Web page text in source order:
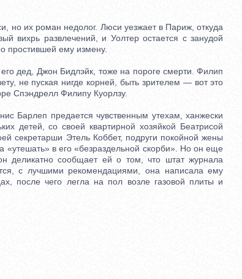
но их роман недолог. Люси уезжает в Париж, откуда
вихрь развлечений, и Уолтер остается с занудой
простившей ему измену.
дед, Джон Бидлэйк, тоже на пороге смерти. Филип
не пуская нигде корней, быть зрителем — вот это
Спэндрелл Филипу Куорлзу.
Барлеп предается чувственным утехам, ханжески
детей, со своей квартирной хозяйкой Беатрисой
секретарши Этель Коббет, подруги покойной жены
«утешать» в его «безраздельной скорби». Но он еще
деликатно сообщает ей о том, что штат журнала
с лучшими рекомендациями, она написала ему
после чего легла на пол возле газовой плиты и